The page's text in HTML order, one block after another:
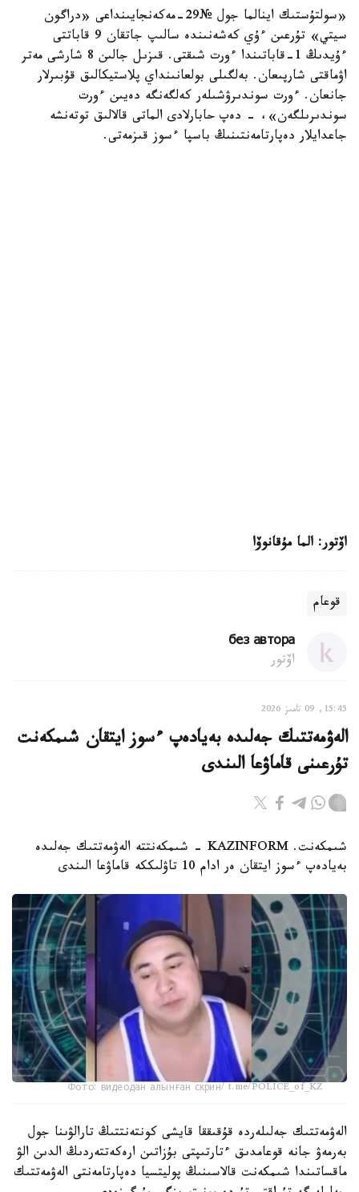
«سولتۇستىك اينالما جول №29-مەكەنجايىنداعى «دراگون
سيتي» تۇرعىن ءۇي كەشەنىندە سالىپ جاتقان 9 قاباتتى
ءۇيدىڭ 1-قاباتىندا ءورت شىقتى. قىزىل جالىن 8 شارشى مەتر
اۋماقتى شارپىعان. بەلگىلى بولعانىنداي پلاستيكالىق قۇبىرلار
جانعان. ءورت سوندىرۋشىلەر كەلگەنگە دەيىن ءورت
سوندىرىلگەن»، - دەپ حابارلادى الماتى قالالىق توتەنشە
جاعدايلار دەپارتامەنتىنىڭ باسپا ءسوز قىزمەتى.
اۆتور: الما مۇقانوۆا
قوعام
без автора
اۆتور
15:45, 09 تامىز 2026
الەۋمەتتىك جەلىدە بەيادەپ ءسوز ايتقان شىمكەنت
تۇرعىنى قاماۋعا الىندى
شىمكەنت. KAZINFORM - شىمكەنتتە الەۋمەتتىك جەلىدە
بەيادەپ ءسوز ايتقان ەر ادام 10 تاۋلىككە قاماۋعا الىندى
Фото: видеодан алынған скрин/ t.me/POLICE_of_KZ
الەۋمەتتىك جەلىلەردە قۇقىققا قايشى كونتەنتتىڭ تارالۋىنا جول
بەرمەۋ جانە قوعامدىق ءتارتىپتى بۇزاتىن ارەكەتتەردىڭ الدىن الۋ
ماقساتىندا شىمكەنت قالاسىنىڭ پوليتسيا دەپارتامەنتى الەۋمەتتىك